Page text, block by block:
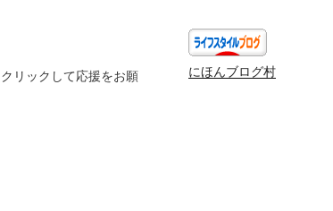
リックして応援をお願
にほんブログ村